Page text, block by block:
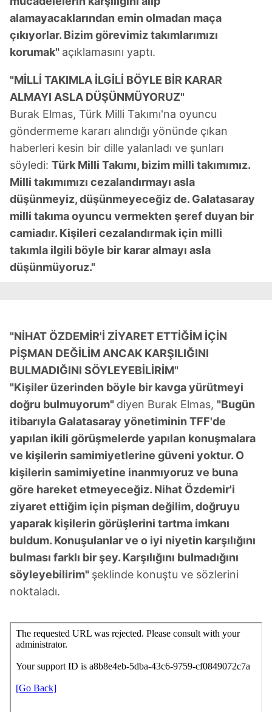
alamayacaklarından emin olmadan maça
çıkıyorlar. Bizim görevimiz takımlarımızı
korumak" açıklamasını yaptı.
"MİLLİ TAKIMLA İLGİLİ BÖYLE BİR KARAR
ALMAYI ASLA DÜŞÜNMÜYORUZ"
Burak Elmas, Türk Milli Takımı'na oyuncu
göndermeme kararı alındığı yönünde çıkan
haberleri kesin bir dille yalanladı ve şunları
söyledi: Türk Milli Takımı, bizim milli takımımız.
Milli takımımızı cezalandırmayı asla
düşünmeyiz, düşünmeyeceğiz de. Galatasaray
milli takıma oyuncu vermekten şeref duyan bir
camiadır. Kişileri cezalandırmak için milli
takımla ilgili böyle bir karar almayı asla
düşünmüyoruz."
"NİHAT ÖZDEMİR'İ ZİYARET ETTİĞİM İÇİN
PİŞMAN DEĞİLİM ANCAK KARŞILIĞINI
BULMADIĞINI SÖYLEYEBİLİRİM"
"Kişiler üzerinden böyle bir kavga yürütmeyi
doğru bulmuyorum" diyen Burak Elmas, "Bugün
itibarıyla Galatasaray yönetiminin TFF'de
yapılan ikili görüşmelerde yapılan konuşmalara
ve kişilerin samimiyetlerine güveni yoktur. O
kişilerin samimiyetine inanmıyoruz ve buna
göre hareket etmeyeceğiz. Nihat Özdemir'i
ziyaret ettiğim için pişman değilim, doğruyu
yaparak kişilerin görüşlerini tartma imkanı
buldum. Konuşulanlar ve o iyi niyetin karşılığını
bulması farklı bir şey. Karşılığını bulmadığını
söyleyebilirim" şeklinde konuştu ve sözlerini
noktaladı.